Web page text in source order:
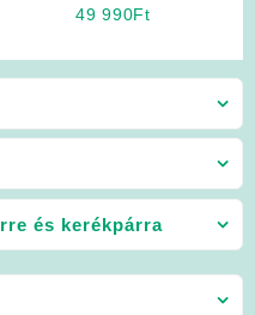
és kerékpárra
49 990Ft